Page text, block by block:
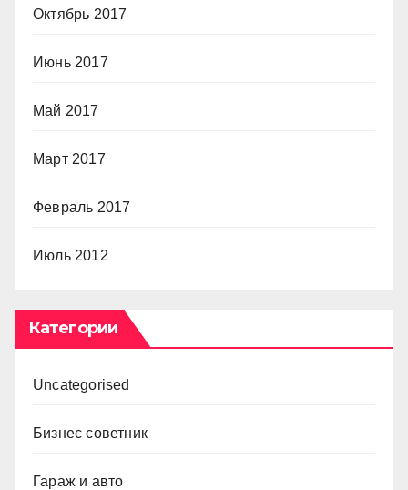
Октябрь 2017
Июнь 2017
Май 2017
Март 2017
Февраль 2017
Июль 2012
Категории
Uncategorised
Бизнес советник
Гараж и авто